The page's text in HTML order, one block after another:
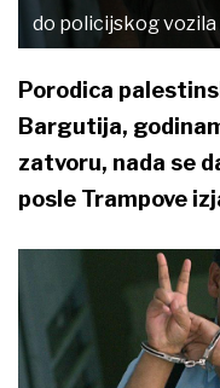
do policijskog vozila
Porodica
Bargutija,
zatvoru, nada se
posle Trampove